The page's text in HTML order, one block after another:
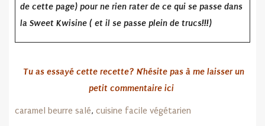
de cette page) pour ne rien rater de ce qui se passe dans
la Sweet Kwisine ( et il se passe plein de trucs!!!)
Tu as essayé cette recette? N’hésite pas à me laisser un
petit commentaire ici
caramel beurre salé, cuisine facile végétarien